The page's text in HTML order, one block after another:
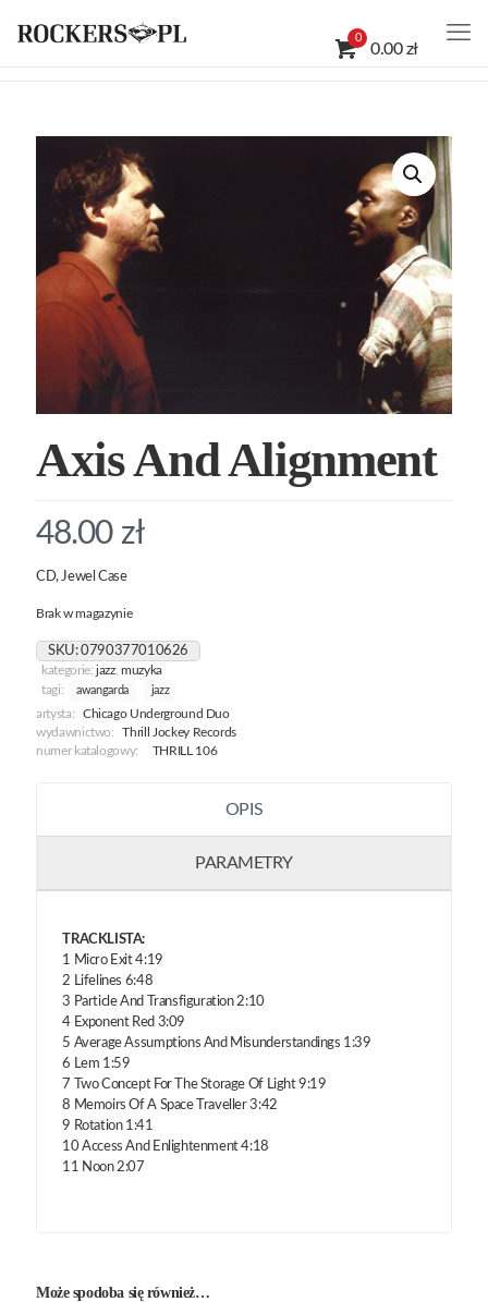
0
0.00 zł
Axis And Alignment
48.00 zł
CD, Jewel Case
Brak w magazynie
SKU:0790377010626
kategorie: jazz,muzyka
tagi:
awangarda jazz
artysta:
Chicago Underground Duo
wydawnictwo:
Thrill Jockey Records
numer katalogowy:
THRILL 106
OPIS
PARAMETRY
TRACKLISTA:
1 Micro Exit 4:19
2 Lifelines 6:48
3 Particle And Transfiguration 2:10
4 Exponent Red 3:09
5 Average Assumptions And Misunderstandings 1:39
6 Lem 1:59
7 Two Concept For The Storage Of Light 9:19
8 Memoirs Of A Space Traveller 3:42
9 Rotation 1:41
10 Access And Enlightenment 4:18
11 Noon 2:07
Może spodoba się również…